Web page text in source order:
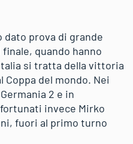
dato prova di grande
quando hanno
si tratta della vittoria
Coppa del mondo. Nei
2 e in
invece Mirko
fuori al primo turno